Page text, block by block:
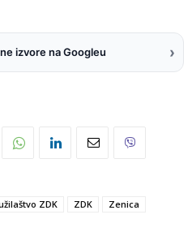
izvore na Googleu ›
ZDK ZDK Zenica